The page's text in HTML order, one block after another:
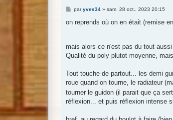
M
s
e
paryves34» sam. 28 oct., 2023 20:15
on reprends où on en était (remise
mais alors ce n'est pas du tout
Qualité du poly plutot moyenne,
Tout touche de partout... les demi
roue quand on tourne, le radiateur
tourner le guidon (il parait que ça
réflexion... et puis réflexion intense